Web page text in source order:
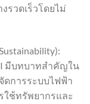
รวดเร็วโดยไม่
มีบทบาทสำคัญใน
ดการระบบไฟฟ้า
ใช้ทรัพยากรและ